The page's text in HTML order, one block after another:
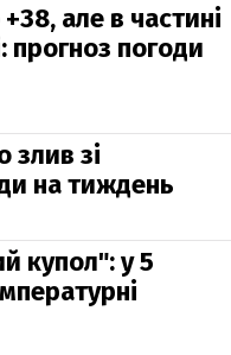
але в частині
прогноз погоди
злив зі
на тиждень
купол": у 5